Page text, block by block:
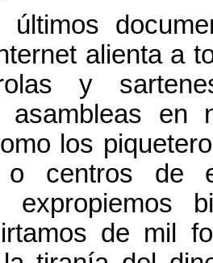
alienta a
y
asambleas en
los
centros de
expropiemos
de mil